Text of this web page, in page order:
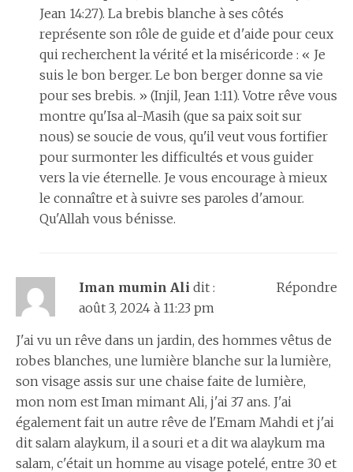
Jean 14:27). La brebis blanche à ses côtés
représente son rôle de guide et d'aide pour ceux
qui recherchent la vérité et la miséricorde : « Je
suis le bon berger. Le bon berger donne sa vie
pour ses brebis. » (Injil, Jean 1:11). Votre rêve vous
montre qu'Isa al-Masih (que sa paix soit sur
nous) se soucie de vous, qu'il veut vous fortifier
pour surmonter les difficultés et vous guider
vers la vie éternelle. Je vous encourage à mieux
le connaître et à suivre ses paroles d'amour.
Qu'Allah vous bénisse.
Iman mumin Ali dit :
août 3, 2024 à 11:23 pm
J'ai vu un rêve dans un jardin, des hommes vêtus de
robes blanches, une lumière blanche sur la lumière,
son visage assis sur une chaise faite de lumière,
mon nom est Iman mimant Ali, j'ai 37 ans. J'ai
également fait un autre rêve de l'Emam Mahdi et j'ai
dit salam alaykum, il a souri et a dit wa alaykum ma
salam, c'était un homme au visage potelé, entre 30 et
Répondre